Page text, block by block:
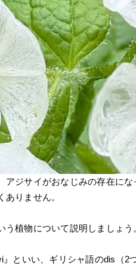
アジサイがおなじみの存在に
りません。
う植物について説明しましょう
といい、ギリシャ語のdis（2